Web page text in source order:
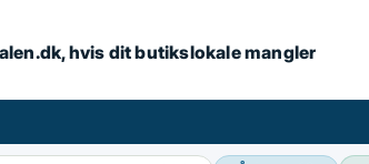
hvis dit butikslokale mangler